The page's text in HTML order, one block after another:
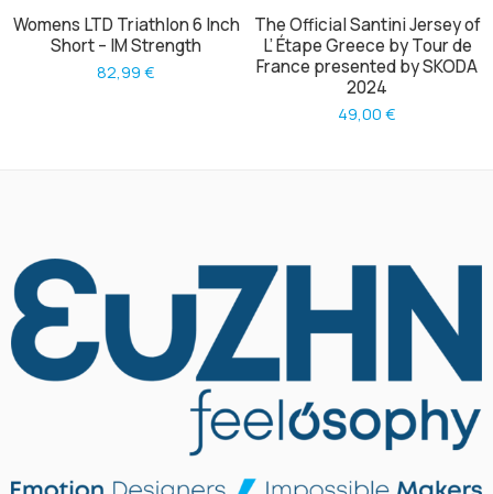
Womens LTD Triathlon 6 Inch
Short – IM Strength
82,99 €
The Official Santini Jersey of
L’ Étape Greece by Tour de
France presented by SKODA
2024
49,00 €